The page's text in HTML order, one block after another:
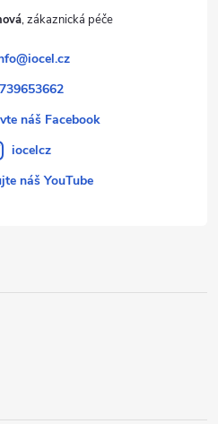
@iocel.cz
739653662
náš Facebook
iocelcz
náš YouTube